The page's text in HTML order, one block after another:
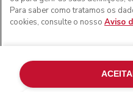
podermos fornecer os
taxa de
nos EUA e
Gerir as minhas
Para saber como tratamos os
cookies, consulte o nosso Aviso